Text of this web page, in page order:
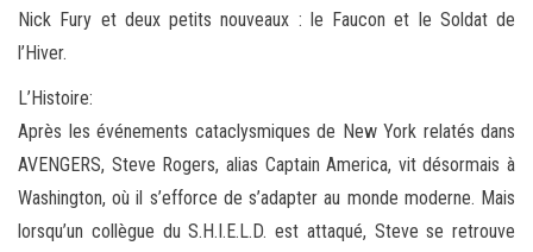
Nick Fury et deux petits nouveaux : le Faucon et le Soldat de
l’Hiver.
L’Histoire:
Après les événements cataclysmiques de New York relatés dans
AVENGERS, Steve Rogers, alias Captain America, vit désormais à
Washington, où il s’efforce de s’adapter au monde moderne. Mais
lorsqu’un collègue du S.H.I.E.L.D. est attaqué, Steve se retrouve